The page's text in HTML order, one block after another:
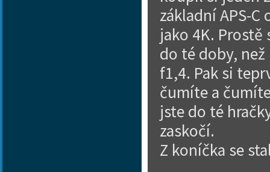
základní APS-
jako 4K. Prostě
do té doby,
f1,4. Pak si
čumíte a
jste do té
zaskočí.
Z koníčka se